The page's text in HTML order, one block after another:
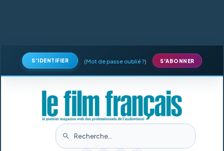
S'IDENTIFIER (Mot de passe oublié ?) S'ABONNER